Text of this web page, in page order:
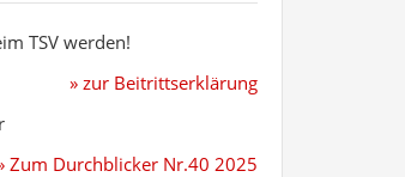
TSV werden!
» zur Beitrittserklärung
Zum Durchblicker Nr.40 2025